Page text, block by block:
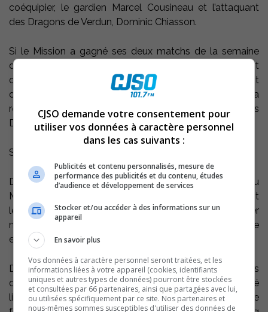
coéquipier, le gardien Marcel Cousineau et l’attaquant
des Dragons de Verdun, Dominic Chiasson.
Si le Mission a gagné ses deux matchs de la semaine
dernière, c’est beaucoup en partie grâce à l’apport
offensif du vétéran défenseur. Contre Laval, il a inscrit
deux buts et mérité la première étoile du match. Il a
répété l’exploit vendredi dernier, cette fois contre les
Dragons de Verdun au Colisée Cardin.
Sherbrooke et Deschênes au Colisée vendredi
Dans un autre ordre d’idées, le prochain match local du
Mission sera très spécial. Vendredi, les Sorelois recevront
le Saint-François de Sherbrooke. Il s’agira du premier
match à Sorel-Tracy impliquant l’équipe sherbrookoise
et Christian Deschênes dans ses rangs.
De plus, l’action risque de ne pas manquer car les
derniers affrontements entre les deux équipes ont donné
lieu à du jeu spectaculaire et robuste à Sherbrooke. De
CJSO demande votre consentement pour
utiliser vos données à caractère personnel
dans les cas suivants :
Publicités et contenu personnalisés, mesure de
performance des publicités et du contenu, études
d’audience et développement de services
Stocker et/ou accéder à des informations sur un
appareil
En savoir plus
Vos données à caractère personnel seront traitées, et les
informations liées à votre appareil (cookies, identifiants
uniques et autres types de données) pourront être stockées
et consultées par 66 partenaires, ainsi que partagées avec lui,
ou utilisées spécifiquement par ce site. Nos partenaires et
nous-mêmes sommes susceptibles d'utiliser des données de